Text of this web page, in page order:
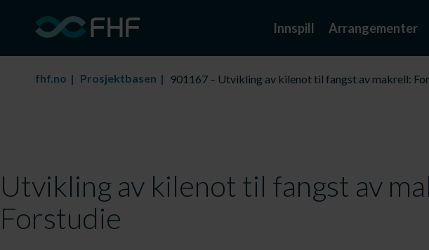
Innspill Arrangementer
fhf.no Prosjektbasen 901167 – Utvikling av kilenot til fangst av makrell:
Utvikling av kilenot til fangst av
Forstudie